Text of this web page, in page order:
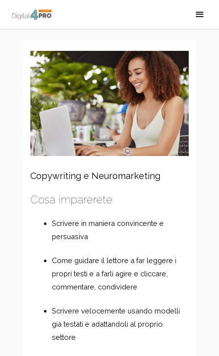
Copywriting e Neuromarketing
Cosa imparerete
Scrivere in maniera convincente e
persuasiva
Come guidare il lettore a far leggere i
propri testi e a farli agire e cliccare,
commentare, condividere
Scrivere velocemente usando modelli
già testati e adattandoli al proprio
settore